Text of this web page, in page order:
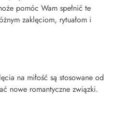
pomóc Wam spełnić te
zaklęciom, rytuałom i
na miłość są stosowane od
nowe romantyczne związki.